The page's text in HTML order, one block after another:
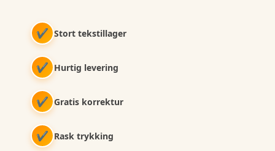
✔ Stort tekstillager
✔ Hurtig levering
✔ Gratis korrektur
✔ Rask trykking